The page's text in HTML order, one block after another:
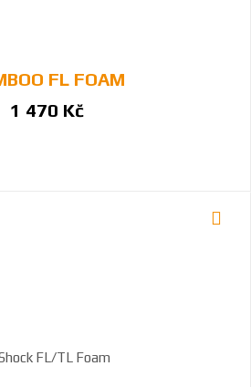
FL FOAM
1 470 Kč